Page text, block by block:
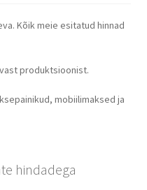
Kõik meie esitatud hinnad
produktsioonist.
mobiilimaksed ja
hindadega